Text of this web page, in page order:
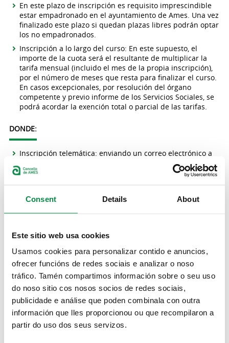
Consent Details About
Este sitio web usa cookies
Usamos cookies para personalizar contido e anuncios,
ofrecer funcións de redes sociais e analizar o noso
tráfico. Tamén compartimos información sobre o seu uso
do noso sitio cos nosos socios de redes sociais,
publicidade e análise que poden combinala con outra
información que lles proporcionou ou que recompilaron a
partir do uso dos seus servizos.
En este plazo de inscripción es requisito imprescindible
estar empadronado en el ayuntamiento de Ames. Una vez
finalizado este plazo si quedan plazas libres podrán optar
los no empadronados.
Inscripción a lo largo del curso: En este supuesto, el
importe de la cuota será el resultante de multiplicar la
tarifa mensual (incluido el mes de la propia inscripción),
por el número de meses que resta para finalizar el curso.
En casos excepcionales, por resolución del órgano
competente y previo informe de los Servicios Sociales, se
podrá acordar la exención total o parcial de las tarifas.
DONDE:
Inscripción telemática: enviando un correo electrónico a
Inscripción presencial: Casa da Cultura de O Milladoiro y
Datos personales.
Autorización del padre/madre/tutor en el caso de
menores.
PRECIO:
Menores de 18 años: 40€.
2º miembro menor de 18 años: 20€.